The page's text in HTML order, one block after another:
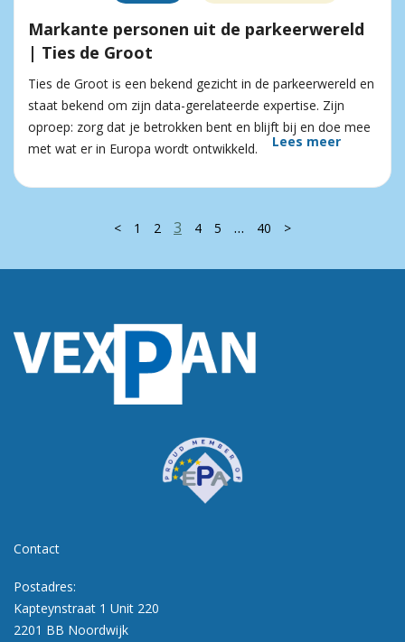
Markante personen uit de parkeerwereld
| Ties de Groot
Ties de Groot is een bekend gezicht in de parkeerwereld en
staat bekend om zijn data-gerelateerde expertise. Zijn
oproep: zorg dat je betrokken bent en blijft bij en doe mee
met wat er in Europa wordt ontwikkeld.
Lees meer
< 1 2 3 4 5 … 40 >
Contact
Postadres:
Kapteynstraat 1 Unit 220
2201 BB Noordwijk